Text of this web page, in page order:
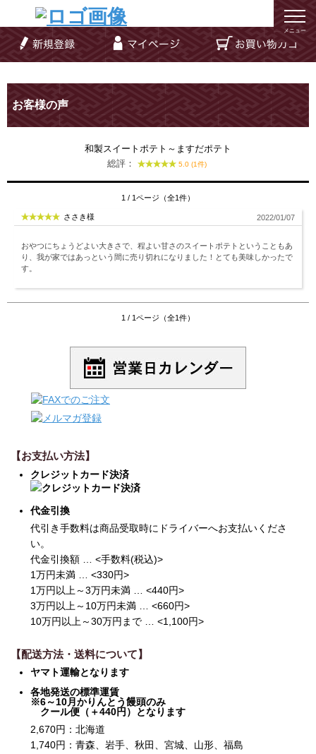
メニュー
お客様の声
和製スイートポテト～ますだポテト
総評：
5.0 (1件)
1 / 1ページ（全1件）
ささき様 2022/01/07
おやつにちょうどよい大きさで、程よい甘さのスイートポテトということもあ
り、我が家ではあっという間に売り切れになりました！とても美味しかったで
す。
1 / 1ページ（全1件）
【お支払い方法】
クレジットカード決済
代金引換
代引き手数料は商品受取時にドライバーへお支払いくださ
い。
代金引換額 … <手数料(税込)>
1万円未満 … <330円>
1万円以上～3万円未満 … <440円>
3万円以上～10万円未満 … <660円>
10万円以上～30万円まで … <1,100円>
【配送方法・送料について】
ヤマト運輸となります
各地発送の標準運賃
※6～10月かりんとう饅頭のみ
クール便（＋440円）となります
2,670円：北海道
1,740円：青森、岩手、秋田、宮城、山形、福島